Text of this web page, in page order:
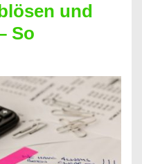
und
So